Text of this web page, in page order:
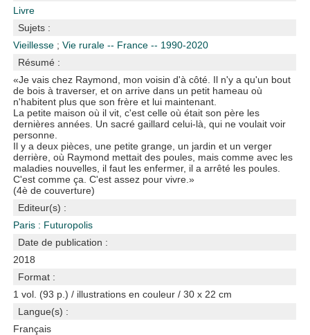
Livre
Sujets :
Vieillesse ;Vie rurale -- France -- 1990-2020
Résumé :
«Je vais chez Raymond, mon voisin d'à côté. Il n'y a qu'un bout
de bois à traverser, et on arrive dans un petit hameau où
n'habitent plus que son frère et lui maintenant.
La petite maison où il vit, c'est celle où était son père les
dernières années. Un sacré gaillard celui-là, qui ne voulait voir
personne.
Il y a deux pièces, une petite grange, un jardin et un verger
derrière, où Raymond mettait des poules, mais comme avec les
maladies nouvelles, il faut les enfermer, il a arrêté les poules.
C'est comme ça. C'est assez pour vivre.»
(4è de couverture)
Editeur(s) :
Paris : Futuropolis
Date de publication :
2018
Format :
1 vol. (93 p.) / illustrations en couleur / 30 x 22 cm
Langue(s) :
Français